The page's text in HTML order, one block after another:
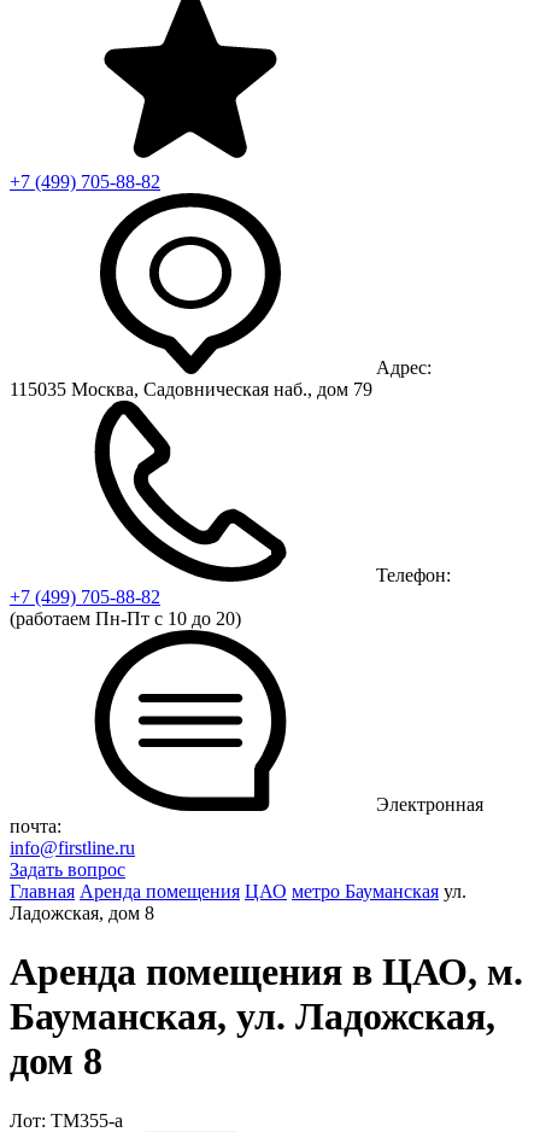
+7 (499) 705-88-82
Адрес:
115035 Москва, Садовническая наб., дом 79
Телефон:
+7 (499) 705-88-82
(работаем Пн-Пт с 10 до 20)
Электронная
почта:
info@firstline.ru
Задать вопрос
Главная Аренда помещения ЦАО метро Бауманская ул.
Ладожская, дом 8
Аренда помещения в ЦАО, м.
Бауманская, ул. Ладожская,
дом 8
Лот: ТМ355-a